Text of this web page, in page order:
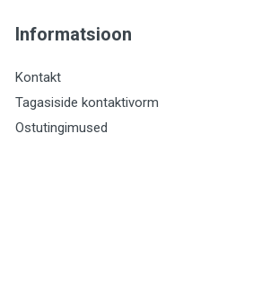
Informatsioon
Kontakt
Tagasiside kontaktivorm
Ostutingimused